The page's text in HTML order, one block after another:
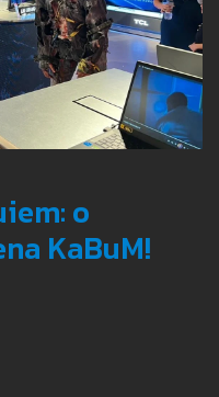
o
KaBuM!